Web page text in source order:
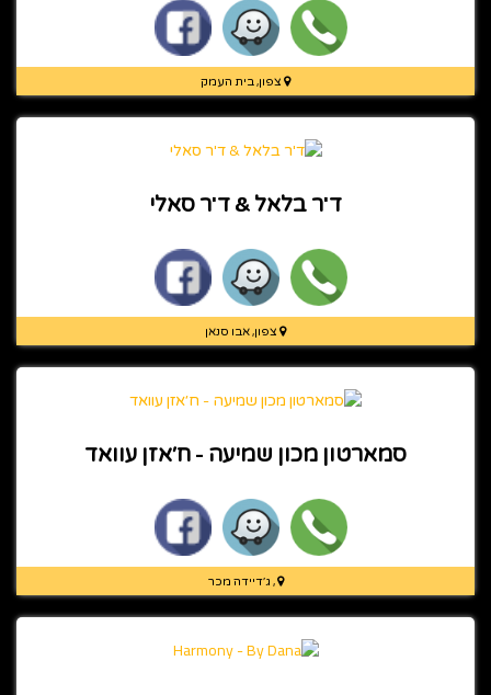
צפון, בית העמק
ד'ר בלאל & ד'ר סאלי
צפון, אבו סנאן
סמארטון מכון שמיעה - ח׳אזן עוואד
, ג׳דיידה מכר